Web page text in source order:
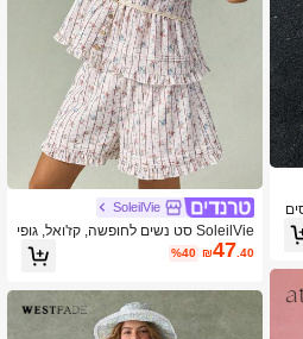
SoleilVie
SoleilVie סט נשים לחופשה, קז'ואל, גופי
ית עם צוואון V וחוטני עם הדפס פרחים ק
₪47 .40
%40